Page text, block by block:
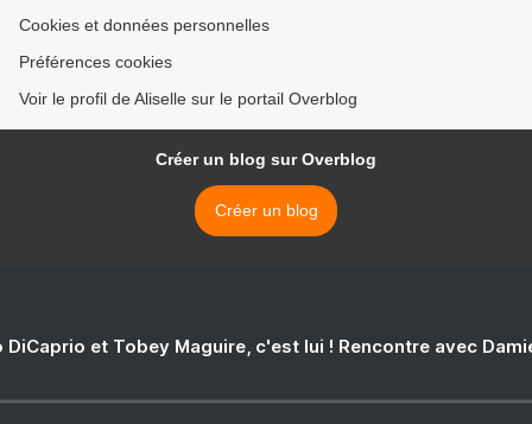
Cookies et données personnelles
Préférences cookies
Voir le profil de Aliselle sur le portail Overblog
Créer un blog sur Overblog
Créer un blog
DiCaprio et Tobey Maguire, c'est lui ! Rencontre avec